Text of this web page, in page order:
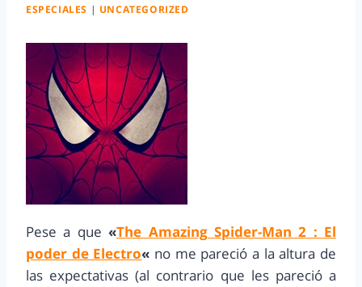
ESPECIALES | UNCATEGORIZED
Pese a que«The Amazing Spider-Man 2 : El
poder de Electro« no me pareció a la altura de
las expectativas (al contrario que les pareció a